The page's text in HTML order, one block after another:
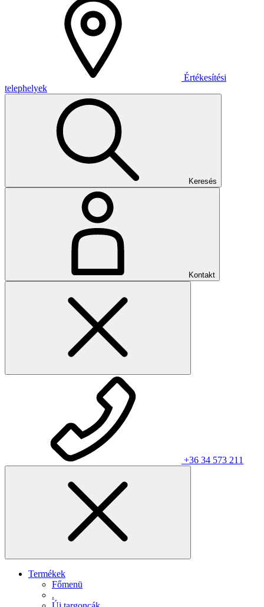
Értékesítési
telephelyek
Keresés
Kontakt
+36 34 573 211
Termékek
Főmenü
.